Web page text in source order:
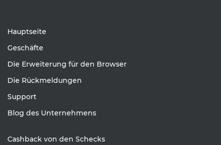
Hauptseite
Geschäfte
Die Erweiterung für den Browser
Die Rückmeldungen
Support
Blog des Unternehmens
Cashback von den Schecks